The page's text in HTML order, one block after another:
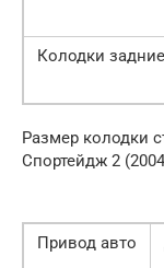
Колодки задние
Размер колодки
Спортейдж 2
Привод авто